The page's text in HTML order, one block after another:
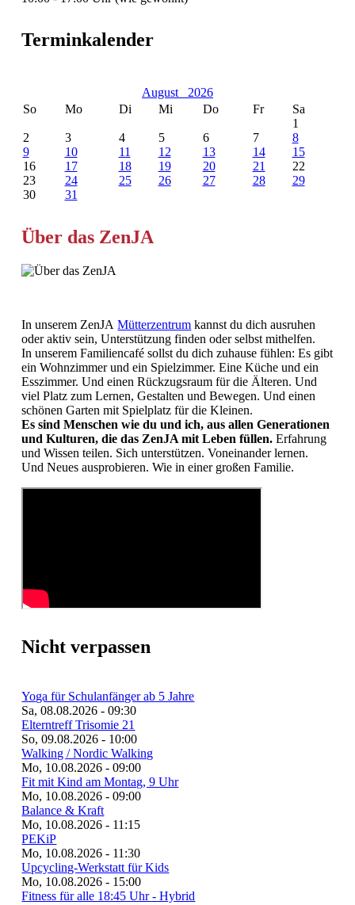
Terminkalender
August 2026
So
Mo Di Mi Do Fr
Sa
1
2
3 4 5 6 7
8
9
10 11 12 13 14
15
16
17 18 19 20 21
22
23
24 25 26 27 28
29
30
31
Über das ZenJA
In unserem ZenJAMütterzentrum kannst du dich ausruhen
oder aktiv sein, Unterstützung finden oder selbst mithelfen.
In unserem Familiencafé sollst du dich zuhause fühlen: Es gibt
ein Wohnzimmer und ein Spielzimmer. Eine Küche und ein
Esszimmer. Und einen Rückzugsraum für die Älteren. Und
viel Platz zum Lernen, Gestalten und Bewegen. Und einen
schönen Garten mit Spielplatz für die Kleinen.
Es sind Menschen wie du und ich, aus allen Generationen
und Kulturen, die das ZenJA mit Leben füllen. Erfahrung
und Wissen teilen. Sich unterstützen. Voneinander lernen.
Und Neues ausprobieren. Wie in einer großen Familie.
Nicht verpassen
Yoga für Schulanfänger ab 5 Jahre
Sa, 08.08.2026 - 09:30
Elterntreff Trisomie 21
So, 09.08.2026 - 10:00
Walking / Nordic Walking
Mo, 10.08.2026 - 09:00
Fit mit Kind am Montag, 9 Uhr
Mo, 10.08.2026 - 09:00
Balance & Kraft
Mo, 10.08.2026 - 11:15
PEKiP
Mo, 10.08.2026 - 11:30
Upcycling-Werkstatt für Kids
Mo, 10.08.2026 - 15:00
Fitness für alle 18:45 Uhr - Hybrid